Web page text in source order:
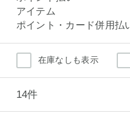
アイテム
ポイント・カード併用払
在庫なしも表示
14件